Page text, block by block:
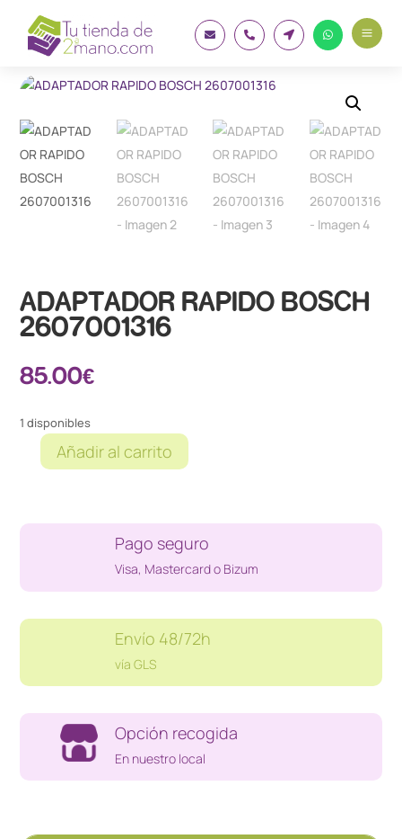
    a
ADAPTADOR RAPIDO BOSCH
2607001316
85.00€
1 disponibles
ADAPTADOR
2607001316
Añadir al carrito
Pago seguro
Visa, Mastercard o Bizum
Envío 48/72h
vía GLS
Opción recogida
En nuestro local